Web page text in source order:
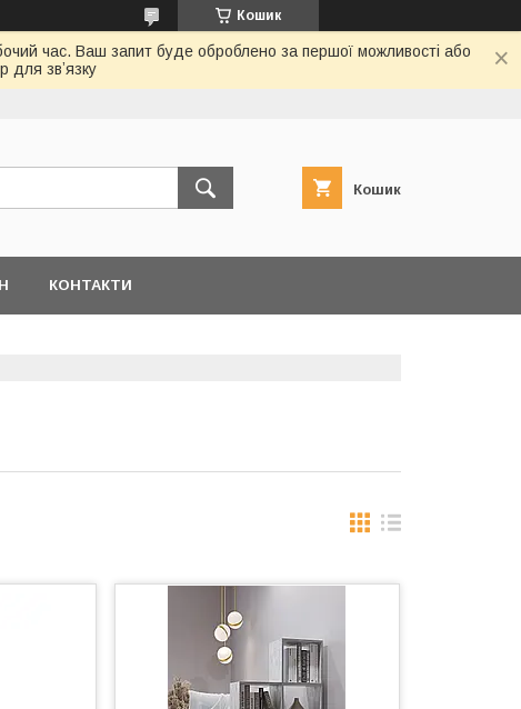
Кошик
час. Ваш запит буде оброблено за першої можливості або
звʼязку
Кошик
КОНТАКТИ